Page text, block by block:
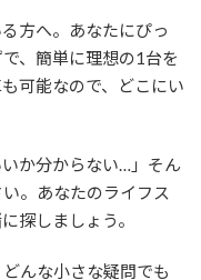
方へ。あなたにぴっ
、簡単に理想の1台を
可能なので、どこにい
いか分からない…」そん
。あなたのライフス
探しましょう。
んな小さな疑問でも